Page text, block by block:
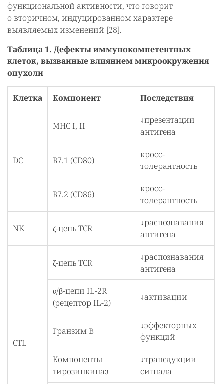
функциональной активности, что говорит
о вторичном, индуцированном характере
выявляемых изменений [28].
Таблица 1. Дефекты иммунокомпетентных
клеток, вызванные влиянием микроокружения
опухоли
Клетка Компонент Последствия
DC
MHC I, II
↓презентации
антигена
В7.1 (CD80)
кросс-
толерантность
B7.2 (CD86)
кросс-
толерантность
NK ζ-цепь TCR
↓распознавания
антигена
CTL
ζ-цепь TCR
↓распознавания
антигена
α/β-цепи IL-2R
(рецептор IL-2)
↓активации
Гранзим В
↓эффекторных
функций
Компоненты
тирозинкиназ
↓трансдукции
сигнала